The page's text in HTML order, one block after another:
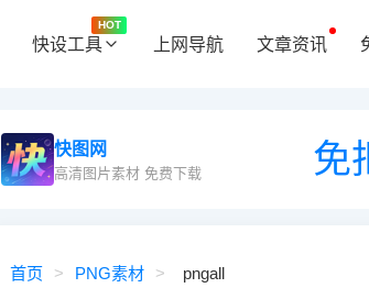
快设工具
HOT
上网导航 文章资讯
快图网
高清图片素材 免费下载 免
首页 > PNG素材 > pngall